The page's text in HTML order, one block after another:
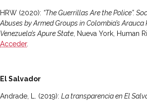
HRW (2020): “The Guerrillas Are the Police”.
Abuses by Armed Groups in Colombia’s Arauca
Venezuela’s Apure State , Nueva York, Human
Acceder.
El Salvador
Andrade, L. (2019): La transparencia en El